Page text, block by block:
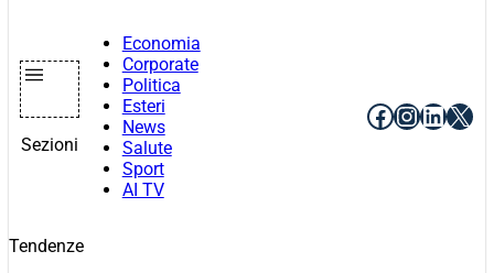
Sezioni
Economia
Corporate
Politica
Esteri
News
Salute
Sport
AI TV
Facebook
X
Tendenze